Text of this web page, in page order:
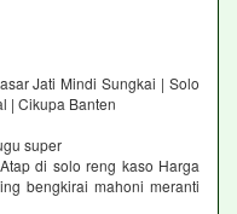
Jati Mindi Sungkai | Solo
| Cikupa Banten
super
di solo reng kaso Harga
bengkirai mahoni meranti